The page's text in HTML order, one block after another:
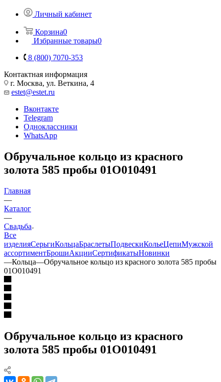
Личный кабинет
Корзина0
Избранные товары0
8 (800) 7070-353
Контактная информация
г. Москва, ул. Веткина, 4
estet@estet.ru
Вконтакте
Telegram
Одноклассники
WhatsApp
Обручальное кольцо из красного
золота 585 пробы 01О010491
Главная
—
Каталог
—
Свадьба
Все
изделияСерьгиКольцаБраслетыПодвескиКольеЦепиМужской
ассортиментБрошиАкцииСертификатыНовинки
—Кольца—Обручальное кольцо из красного золота 585 пробы
01О010491
Обручальное кольцо из красного
золота 585 пробы 01О010491